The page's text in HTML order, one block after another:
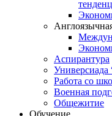
Аспирантура
Универсиада
Работа со
Военная
Общежитие